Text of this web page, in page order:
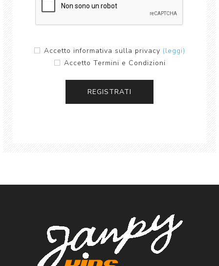
Accetto informativa sulla privacy (leggi)
Accetto Termini e Condizioni